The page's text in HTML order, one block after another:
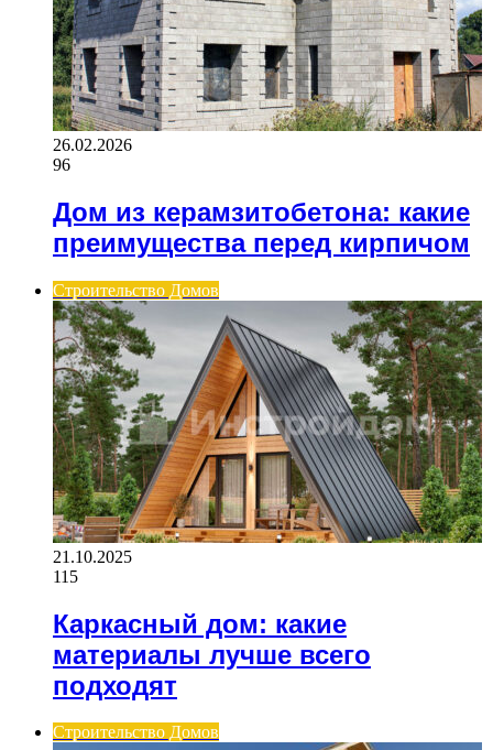
26.02.2026
96
Дом из керамзитобетона: какие
преимущества перед кирпичом
Строительство Домов
21.10.2025
115
Каркасный дом: какие
материалы лучше всего
подходят
Строительство Домов